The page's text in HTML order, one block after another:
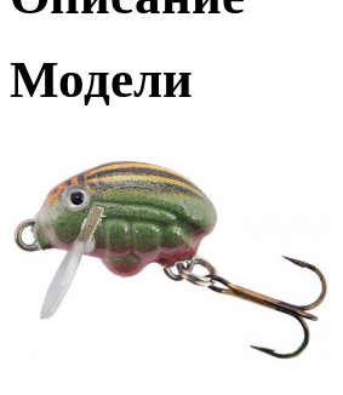
Модели